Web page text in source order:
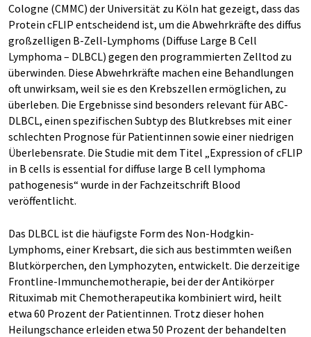
Cologne (CMMC) der Universität zu Köln hat gezeigt, dass das
Protein cFLIP entscheidend ist, um die Abwehrkräfte des diffus
großzelligen B-Zell-Lymphoms (Diffuse Large B Cell
Lymphoma – DLBCL) gegen den programmierten Zelltod zu
überwinden. Diese Abwehrkräfte machen eine Behandlungen
oft unwirksam, weil sie es den Krebszellen ermöglichen, zu
überleben. Die Ergebnisse sind besonders relevant für ABC-
DLBCL, einen spezifischen Subtyp des Blutkrebses mit einer
schlechten Prognose für Patientinnen sowie einer niedrigen
Überlebensrate. Die Studie mit dem Titel „Expression of cFLIP
in B cells is essential for diffuse large B cell lymphoma
pathogenesis“ wurde in der Fachzeitschrift Blood
veröffentlicht.
Das DLBCL ist die häufigste Form des Non-Hodgkin-
Lymphoms, einer Krebsart, die sich aus bestimmten weißen
Blutkörperchen, den Lymphozyten, entwickelt. Die derzeitige
Frontline-Immunchemotherapie, bei der der Antikörper
Rituximab mit Chemotherapeutika kombiniert wird, heilt
etwa 60 Prozent der Patientinnen. Trotz dieser hohen
Heilungschance erleiden etwa 50 Prozent der behandelten